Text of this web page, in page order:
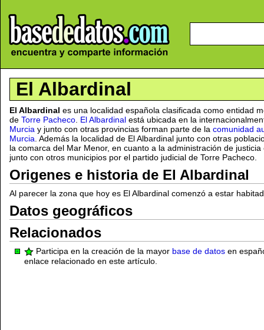
El Albardinal
El Albardinal es una localidad española clasificada como entidad
de Torre Pacheco El Albardinal está ubicada en la
Murcia y junto con otras provincias forman parte de la comunidad
Murcia . Además la localidad de El Albardinal junto con otras
la comarca del Mar Menor, en cuanto a la administración de
junto con otros municipios por el partido judicial de Torre Pacheco.
Origenes e historia de El Albardinal
Al parecer la zona que hoy es El Albardinal comenzó a estar
Datos geográficos
Relacionados
Participa en la creación de la mayor base de datos en
enlace relacionado en este artículo.